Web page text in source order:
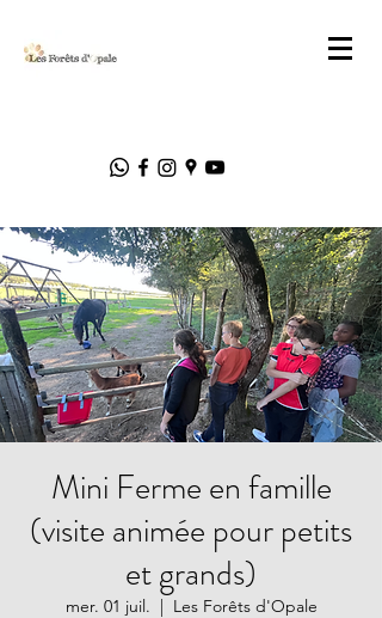
Mini Ferme en famille
(visite animée pour petits
et grands)
mer. 01 juil.
  |
Les Forêts d'Opale